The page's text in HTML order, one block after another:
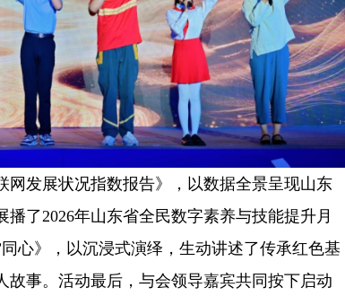
发展状况指数报告》，以数据全景呈现山东
了2026年山东省全民数字素养与技能提升月
心》，以沉浸式演绎，生动讲述了传承红色基
故事。活动最后，与会领导嘉宾共同按下启动